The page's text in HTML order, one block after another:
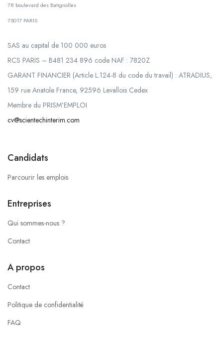
78 boulevard des Batignolles
75017 PARIS
SAS au capital de 100 000 euros
RCS PARIS – B481 234 896 code NAF : 7820Z
GARANT FINANCIER (Article L.124-8 du code du travail) : ATRADIUS,
159 rue Anatole France, 92596 Levallois Cedex
Membre du PRISM’EMPLOI
cv@scientechinterim.com
Candidats
Parcourir les emplois
Entreprises
Qui sommes-nous ?
Contact
A propos
Contact
Politique de confidentialité
FAQ